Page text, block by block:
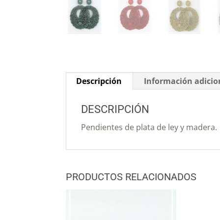
Descripción Información
DESCRIPCIÓN
Pendientes de plata de ley y madera.
PRODUCTOS RELACIONADOS